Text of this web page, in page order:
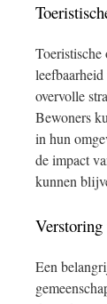
Toeristische
overvolle
Bewoners
in hun
de impact
kunnen
Verstoring
Een